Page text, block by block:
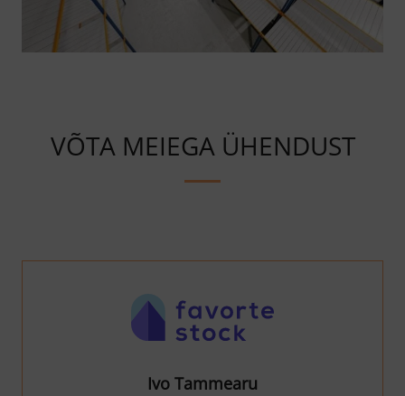
VÕTA MEIEGA ÜHENDUST
Ivo Tammearu